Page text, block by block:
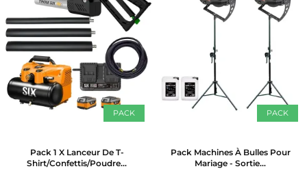
PACK
Pack 1 X Lanceur De T-
Shirt/confettis/poudre...
PACK
Pack Machines À Bulles Pour
Mariage - Sortie...